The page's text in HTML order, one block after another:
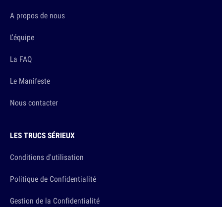
A propos de nous
L'équipe
La FAQ
Le Manifeste
Nous contacter
LES TRUCS SÉRIEUX
Conditions d'utilisation
Politique de Confidentialité
Gestion de la Confidentialité